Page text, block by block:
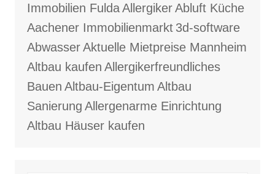
Immobilien FuldaAllergikerAbluft Küche
Aachener Immobilienmarkt 3d-software
AbwasserAktuelle Mietpreise Mannheim
Altbau kaufen Allergikerfreundliches
Bauen Altbau-Eigentum Altbau
Sanierung Allergenarme Einrichtung
Altbau Häuser kaufen